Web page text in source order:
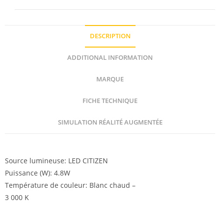
DESCRIPTION
ADDITIONAL INFORMATION
MARQUE
FICHE TECHNIQUE
SIMULATION RÉALITÉ AUGMENTÉE
Source lumineuse: LED CITIZEN
Puissance (W): 4.8W
Température de couleur: Blanc chaud –
3 000 K